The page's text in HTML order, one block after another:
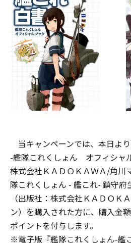
当キャンペーンでは、本日よ
-艦隊これくしょん オフィシャ
株式会社ＫＡＤＯＫＡＷＡ/角川
隊これくしょん - 艦これ- 鎮守府
（出版社：株式会社ＫＡＤＯＫ
ン）を購入された方に、購入金
ポイントを付与します。
※電子版『艦隊これくしょん-艦